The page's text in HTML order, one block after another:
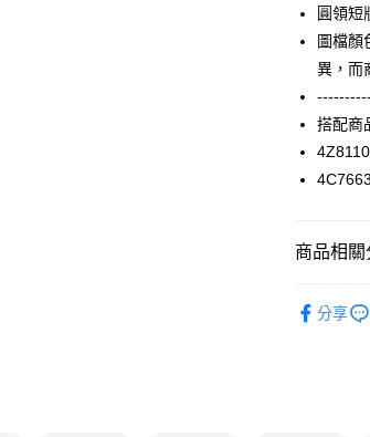
匯豐（
聯邦商
元大商
台灣樂
相關說明
【關於「
AFTEE先
便利好安
１．簡單
２．便利
３．安心
付」結帳
／ATM／
ATM付款
每筆
圓領短
圖檔顏
異，而
搭配商
商品相關
商品分享